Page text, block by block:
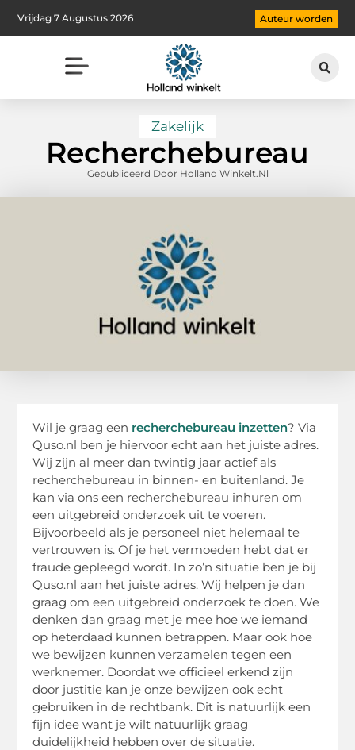
Vrijdag 7 Augustus 2026 Auteur worden
Zakelijk
Recherchebureau
Gepubliceerd Door Holland Winkelt.nl
Wil je graag een recherchebureau inzetten? Via
Quso.nl ben je hiervoor echt aan het juiste adres.
Wij zijn al meer dan twintig jaar actief als
recherchebureau in binnen- en buitenland. Je
kan via ons een recherchebureau inhuren om
een uitgebreid onderzoek uit te voeren.
Bijvoorbeeld als je personeel niet helemaal te
vertrouwen is. Of je het vermoeden hebt dat er
fraude gepleegd wordt. In zo’n situatie ben je bij
Quso.nl aan het juiste adres. Wij helpen je dan
graag om een uitgebreid onderzoek te doen. We
denken dan graag met je mee hoe we iemand
op heterdaad kunnen betrappen. Maar ook hoe
we bewijzen kunnen verzamelen tegen een
werknemer. Doordat we officieel erkend zijn
door justitie kan je onze bewijzen ook echt
gebruiken in de rechtbank. Dit is natuurlijk een
fijn idee want je wilt natuurlijk graag
duidelijkheid hebben over de situatie.